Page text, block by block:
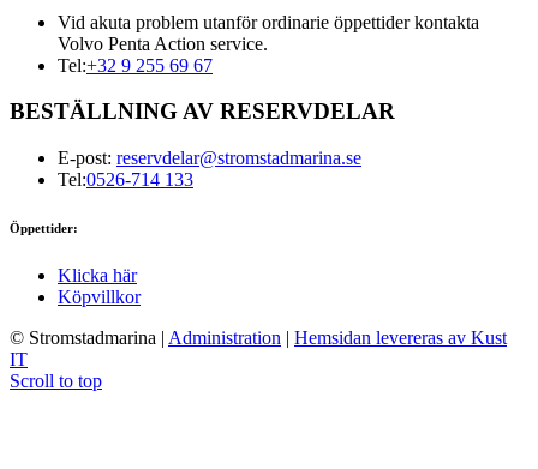
Vid akuta problem utanför ordinarie öppettider kontakta
Volvo Penta Action service.
Tel:+32 9 255 69 67
BESTÄLLNING AV RESERVDELAR
E-post: reservdelar@stromstadmarina.se
Tel:0526-714 133
Öppettider:
Klicka här
Köpvillkor
© Stromstadmarina | Administration | Hemsidan levereras av Kust
IT
Scroll to top